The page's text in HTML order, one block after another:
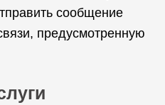
сообщение
предусмотренную